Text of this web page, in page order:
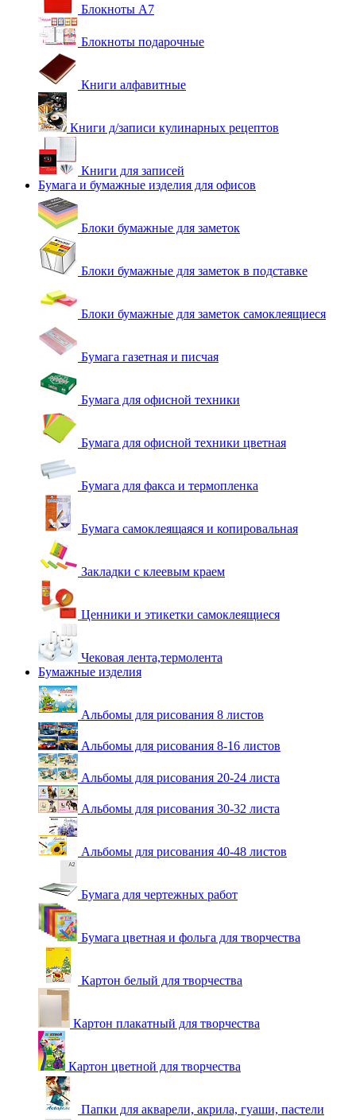
Блокноты А7
Блокноты подарочные
Книги алфавитные
Книги д/записи кулинарных рецептов
Книги для записей
Бумага и бумажные изделия для офисов
Блоки бумажные для заметок
Блоки бумажные для заметок в подставке
Блоки бумажные для заметок самоклеящиеся
Бумага газетная и писчая
Бумага для офисной техники
Бумага для офисной техники цветная
Бумага для факса и термопленка
Бумага самоклеящаяся и копировальная
Закладки с клеевым краем
Ценники и этикетки самоклеящиеся
Чековая лента,термолента
Бумажные изделия
Альбомы для рисования 8 листов
Альбомы для рисования 8-16 листов
Альбомы для рисования 20-24 листа
Альбомы для рисования 30-32 листа
Альбомы для рисования 40-48 листов
Бумага для чертежных работ
Бумага цветная и фольга для творчества
Картон белый для творчества
Картон плакатный для творчества
Картон цветной для творчества
Папки для акварели, акрила, гуаши, пастели